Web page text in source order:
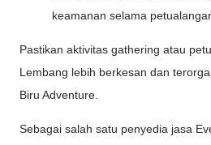
keamanan selama
Pastikan aktivitas gathering atau
Lembang lebih berkesan dan
Biru Adventure.
Sebagai salah satu penyedia jasa